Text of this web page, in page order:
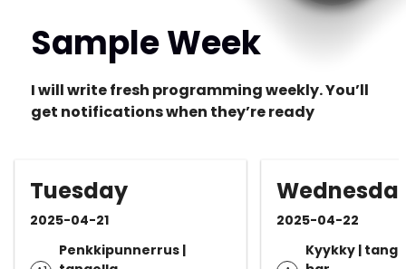
Sample Week
I will write fresh programming weekly. You’ll
get notifications when they’re ready
Tuesday
2025-04-21
Penkkipunnerrus |
2025-04-22
Kyykky |